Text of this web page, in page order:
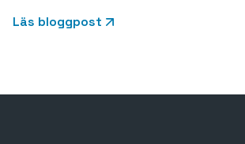
Läs bloggpost